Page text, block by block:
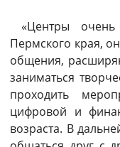
«Центры очень
Пермского края,
общения,
заниматься
проходить
цифровой и
возраста. В